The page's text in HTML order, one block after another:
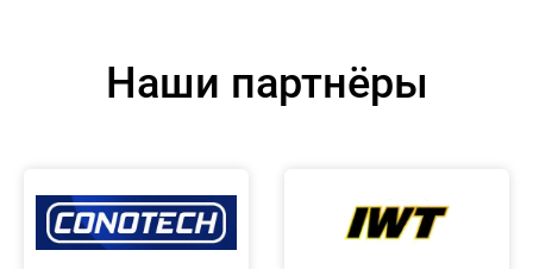
Наши партнёры